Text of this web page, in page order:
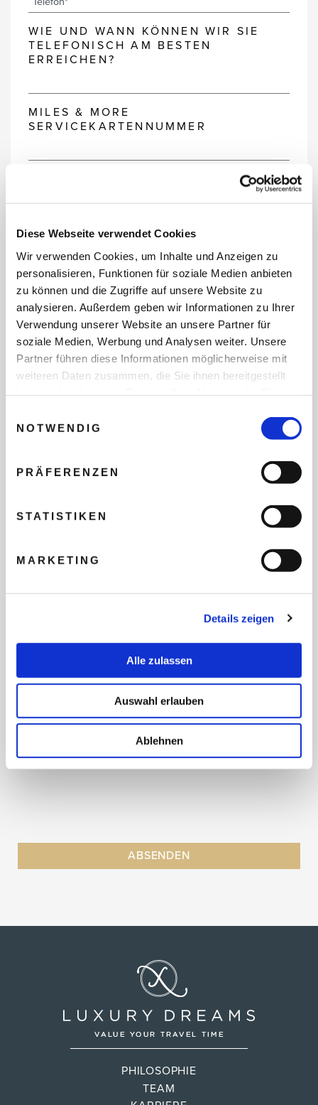
Diese Webseite verwendet Cookies
Wir verwenden Cookies, um Inhalte und Anzeigen zu
personalisieren, Funktionen für soziale Medien anbieten
zu können und die Zugriffe auf unsere Website zu
analysieren. Außerdem geben wir Informationen zu Ihrer
Verwendung unserer Website an unsere Partner für
soziale Medien, Werbung und Analysen weiter. Unsere
Partner führen diese Informationen möglicherweise mit
weiteren Daten zusammen, die Sie ihnen bereitgestellt
NOTWENDIG
PRÄFERENZEN
STATISTIKEN
MARKETING
Details zeigen
Alle zulassen
Auswahl erlauben
Ablehnen
WIE UND WANN KÖNNEN WIR SIE
TELEFONISCH AM BESTEN
ERREICHEN?
MILES & MORE
SERVICEKARTENNUMMER
REISEZEITRAUM
ANZAHL ERWACHSENE
TEILNEHMER
FLUG GEWÜNSCHT
PRÄFERIERTER ABFLUGHAFEN
FRAGEN UND WÜNSCHE
PHILOSOPHIE
TEAM